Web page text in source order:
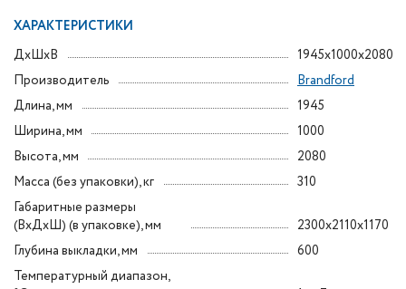
ХАРАКТЕРИСТИКИ
ДxШxВ
1945x1000x2080
Производитель
Brandford
Длина, мм
1945
Ширина, мм
1000
Высота, мм
2080
Масса (без упаковки), кг
310
Габаритные размеры
(ВxДxШ) (в упаковке), мм
2300x2110x1170
Глубина выкладки, мм
600
Температурный диапазон,